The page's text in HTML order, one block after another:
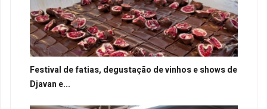
Festival de fatias, degustação de vinhos e shows de
Djavan e...